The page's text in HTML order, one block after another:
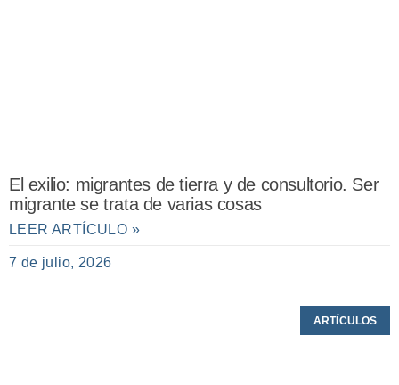
El exilio: migrantes de tierra y de consultorio. Ser
migrante se trata de varias cosas
LEER ARTÍCULO »
7 de julio, 2026
ARTÍCULOS